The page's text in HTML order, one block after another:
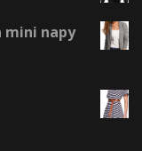
mini napy